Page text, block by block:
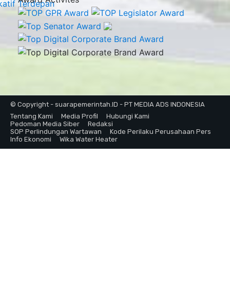
© Copyright - suarapemerintah.ID - PT MEDIA ADS INDONESIA
Tentang Kami
Media Profil
Hubungi Kami
Pedoman Media Siber
Redaksi
SOP Perlindungan Wartawan
Kode Perilaku Perusahaan Pers
Info Ekonomi
Wika Water Heater